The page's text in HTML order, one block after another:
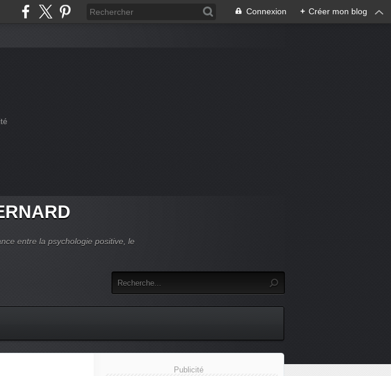
Connexion + Créer mon blog
entre la psychologie positive, le
Publicité